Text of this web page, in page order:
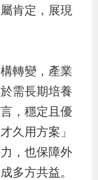
肯定，展現
轉變，產業
需長期培養
，穩定且優
久用方案」
，也保障外
多方共益。